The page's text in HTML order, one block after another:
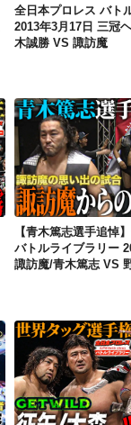
全日本プロレス バト
2013年3月17日 三冠
木誠勝 VS 諏訪魔
【青木篤志選手追悼
バトルライブラリー
諏訪魔/青木篤志 VS